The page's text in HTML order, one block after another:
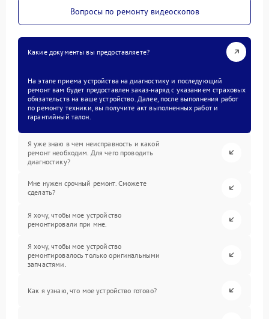
Вопросы по ремонту видеоскопов
Какие документы вы предоставляете?
На этапе приема устройства на диагностику и последующий
ремонт вам будет предоставлен заказ-наряд с указанием страховых
обязательств на ваше устройство. Далее, после выполнения работ
по ремонту техники, вы получите акт выполненных работ и
гарантийный талон.
Я уже знаю в чем неисправность и какой
ремонт необходим. Для чего проводить
диагностику?
Мне нужен срочный ремонт. Сможете
сделать?
Я хочу, чтобы мое устройство
ремонтировали при мне.
Я хочу, чтобы мое устройство
ремонтировалось только оригинальными
запчастями.
Как я узнаю, что мое устройство готово?